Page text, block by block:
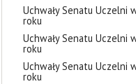
Uchwały Senatu Uczelni
roku
Uchwały Senatu Uczelni
roku
Uchwały Senatu Uczelni
roku